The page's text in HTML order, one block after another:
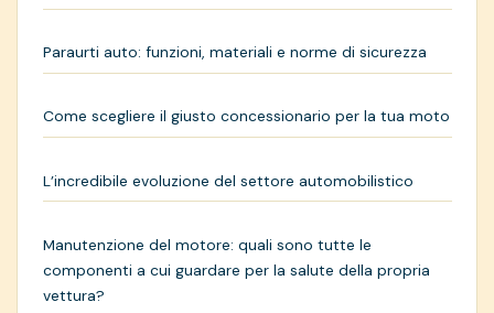
Paraurti auto: funzioni, materiali e norme di sicurezza
Come scegliere il giusto concessionario per la tua moto
L’incredibile evoluzione del settore automobilistico
Manutenzione del motore: quali sono tutte le
componenti a cui guardare per la salute della propria
vettura?